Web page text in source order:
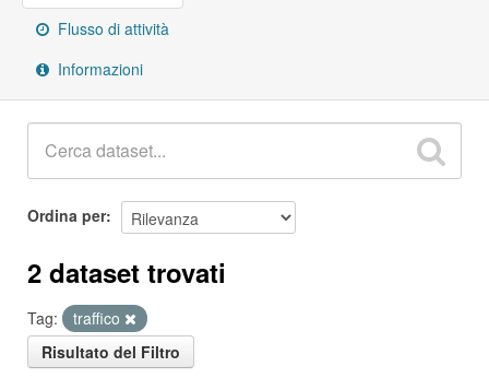
Flusso di attività
Informazioni
Ordina per
2 dataset trovati
Tag:
traffico
Risultato del Filtro